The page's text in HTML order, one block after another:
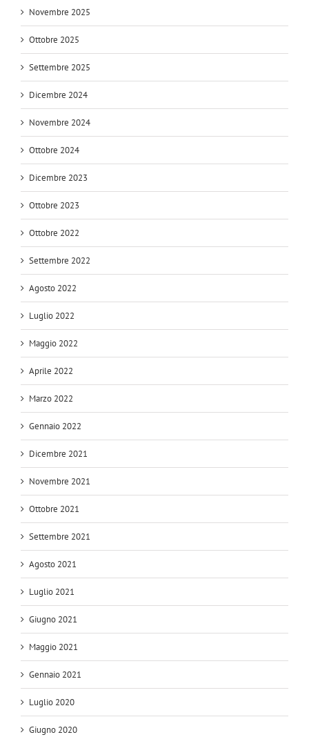
Novembre 2025
Ottobre 2025
Settembre 2025
Dicembre 2024
Novembre 2024
Ottobre 2024
Dicembre 2023
Ottobre 2023
Ottobre 2022
Settembre 2022
Agosto 2022
Luglio 2022
Maggio 2022
Aprile 2022
Marzo 2022
Gennaio 2022
Dicembre 2021
Novembre 2021
Ottobre 2021
Settembre 2021
Agosto 2021
Luglio 2021
Giugno 2021
Maggio 2021
Gennaio 2021
Luglio 2020
Giugno 2020